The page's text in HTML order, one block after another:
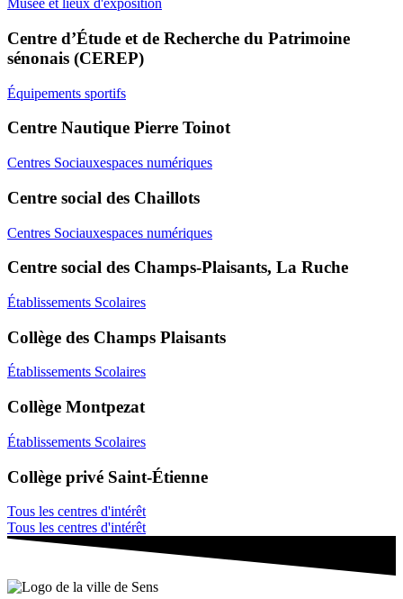
Musée et lieux d'exposition
Centre d’Étude et de Recherche du Patrimoine
sénonais (CEREP)
Équipements sportifs
Centre Nautique Pierre Toinot
Centres Sociauxespaces numériques
Centre social des Chaillots
Centres Sociauxespaces numériques
Centre social des Champs-Plaisants, La Ruche
Établissements Scolaires
Collège des Champs Plaisants
Établissements Scolaires
Collège Montpezat
Établissements Scolaires
Collège privé Saint-Étienne
Tous les centres d'intérêt
Tous les centres d'intérêt